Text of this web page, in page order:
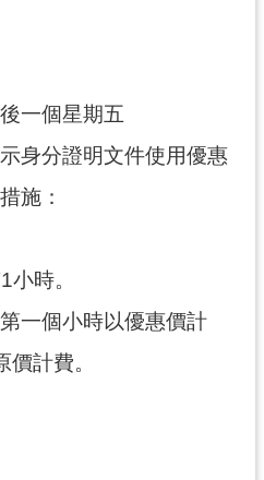
一個星期五
身分證明文件使用優惠
施：
時。
一個小時以優惠價計
計費。